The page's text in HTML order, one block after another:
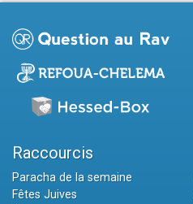
Raccourcis
Paracha de la semaine
Fêtes Juives